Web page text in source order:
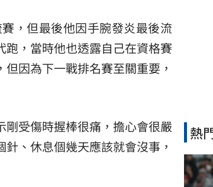
，但最後他因手腕發炎最後流
，當時他也透露自己在資格賽
因為下一戰排名賽至關重要，
受傷時握棒很痛，擔心會很嚴
、休息個幾天應該就會沒事，
熱